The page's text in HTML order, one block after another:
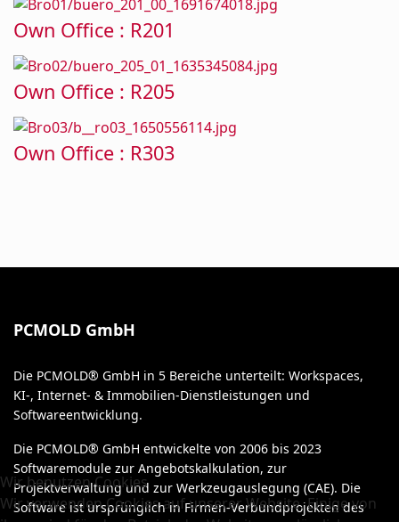
Own office
Own office
Own Office : R201
Own office
Own Office : R205
Own Office : R303
PCMOLD GmbH
Die PCMOLD® GmbH in 5 Bereiche unterteilt: Workspaces,
KI-, Internet- & Immobilien-Dienstleistungen und
Softwareentwicklung.
Die PCMOLD® GmbH entwickelte von 2006 bis 2023
Softwaremodule zur Angebotskalkulation, zur
Projektverwaltung und zur Werkzeugauslegung (CAE). Die
Software ist ursprünglich in Firmen-Verbundprojekten des
Wir benutzen Cookies
Wir verwenden Cookies auf unserer Website. Einige von